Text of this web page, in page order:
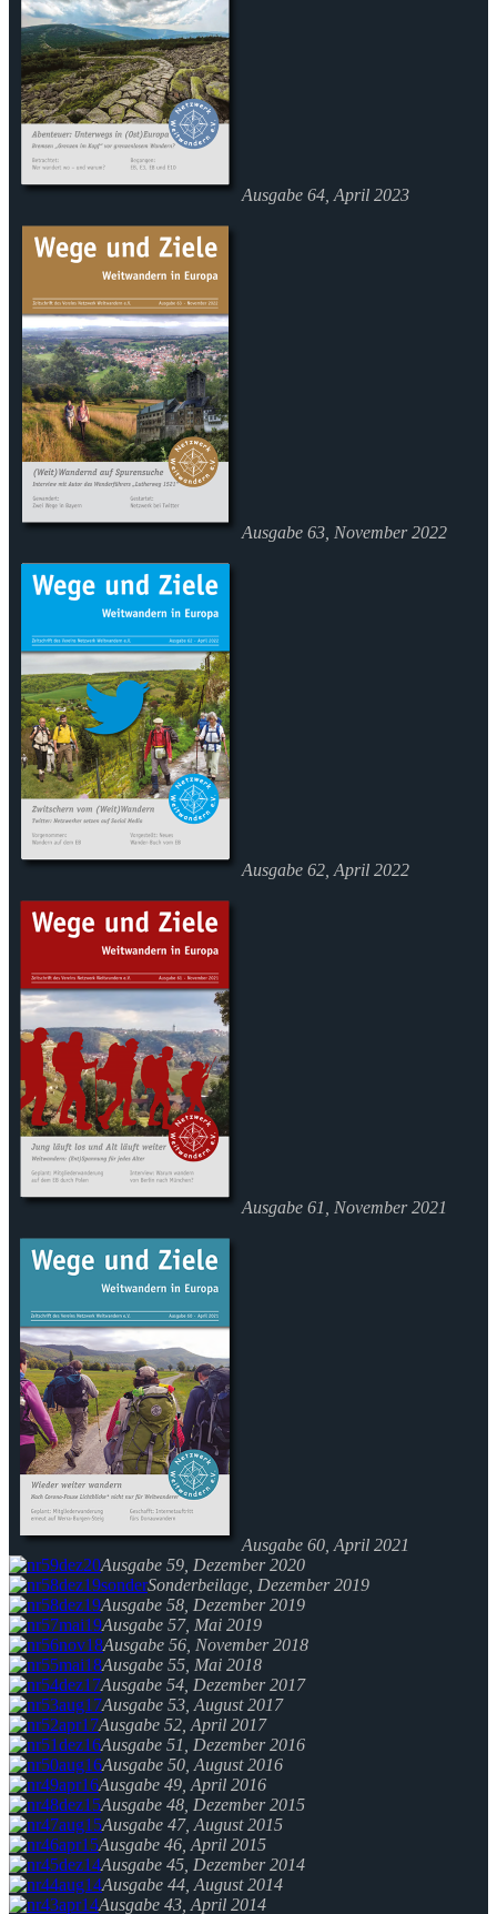
Ausgabe 64, April 2023
Ausgabe 63, November 2022
Ausgabe 62, April 2022
Ausgabe 61, November 2021
Ausgabe 60, April 2021
Ausgabe 59, Dezember 2020
Sonderbeilage, Dezember 2019
Ausgabe 58, Dezember 2019
Ausgabe 57, Mai 2019
Ausgabe 56, November 2018
Ausgabe 55, Mai 2018
Ausgabe 54, Dezember 2017
Ausgabe 53, August 2017
Ausgabe 52, April 2017
Ausgabe 51, Dezember 2016
Ausgabe 50, August 2016
Ausgabe 49, April 2016
Ausgabe 48, Dezember 2015
Ausgabe 47, August 2015
Ausgabe 46, April 2015
Ausgabe 45, Dezember 2014
Ausgabe 44, August 2014
Ausgabe 43, April 2014